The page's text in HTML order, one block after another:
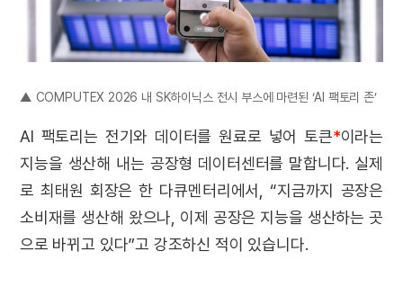
▲ COMPUTEX 2026 내 SK하이닉스 전시 부스에 마련된 ‘AI 팩토리 존’
AI 팩토리는 전기와 데이터를 원료로 넣어 토큰*이라는
지능을 생산해 내는 공장형 데이터센터를 말합니다. 실제
로 최태원 회장은 한 다큐멘터리에서, “지금까지 공장은
소비재를 생산해 왔으나, 이제 공장은 지능을 생산하는 곳
으로 바뀌고 있다”고 강조하신 적이 있습니다.